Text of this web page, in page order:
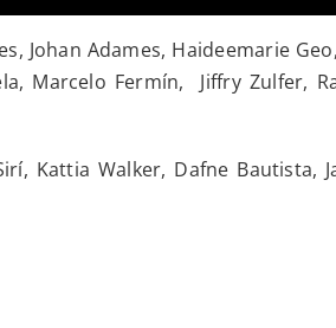
Johan Adames, Haideemarie
Marcelo Fermín, Jiffry Zulfer,
Kattia Walker, Dafne Bautista,